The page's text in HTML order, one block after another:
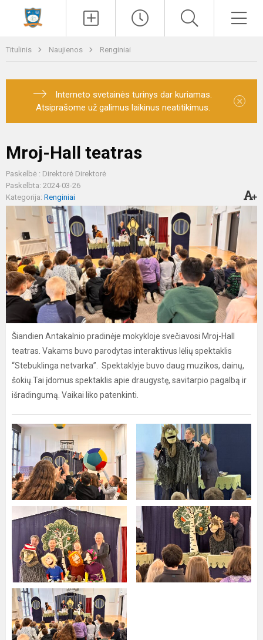
Titulinis Naujienos Renginiai
Interneto svetainės turinys dar kuriamas.
Atsiprašome už galimus laikinus neatitikimus.
×
Mroj-Hall teatras
Paskelbė : Direktorė Direktorė
Paskelbta: 2024-03-26
Kategorija: Renginiai
Šiandien Antakalnio pradinėje mokykloje svečiavosi Mroj-Hall
teatras. Vakams buvo parodytas interaktivus lėlių spektaklis
“Stebuklinga netvarka”. Spektaklyje buvo daug muzikos, dainų,
šokių.Tai įdomus spektaklis apie draugystę, savitarpio pagalbą ir
išradingumą. Vaikai liko patenkinti.